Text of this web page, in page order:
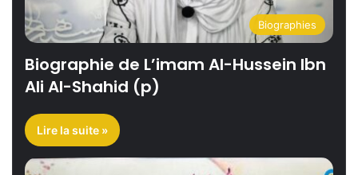
Biographies
Biographie de L’imam Al-Hussein Ibn
Ali Al-Shahid (p)
Lire la suite »